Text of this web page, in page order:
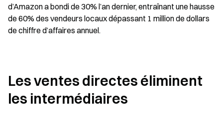
d’Amazon a bondi de 30% l’an dernier, entraînant une hausse
de 60% des vendeurs locaux dépassant 1 million de dollars
de chiffre d’affaires annuel.
Les ventes directes éliminent
les intermédiaires